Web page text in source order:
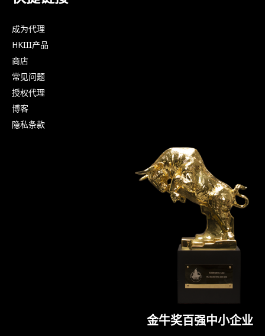
成为代理
HKIII产品
商店
常见问题
授权代理
博客
隐私条款
金牛奖百强中小企业